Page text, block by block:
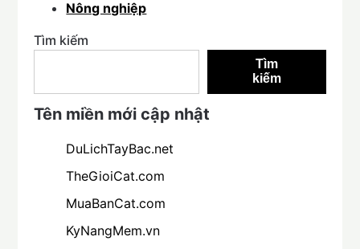
Nông nghiệp
Tìm kiếm
Tìm
kiếm
Tên miền mới cập nhật
DuLichTayBac.net
TheGioiCat.com
MuaBanCat.com
KyNangMem.vn